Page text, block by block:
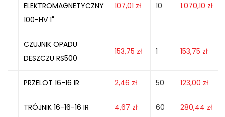
ELEKTROMAGNETYCZNY
100-HV 1"
107,01 zł 10 1.070,10 zł
CZUJNIK OPADU
DESZCZU RS500
153,75 zł 1 153,75 zł
PRZELOT 16-16 IR 2,46 zł 50 123,00 zł
TRÓJNIK 16-16-16 IR 4,67 zł 60 280,44 zł